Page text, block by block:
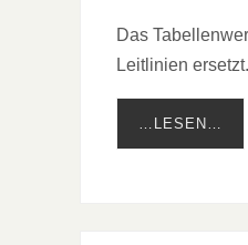
Das
Leitlinien ersetzt.
…LESEN…